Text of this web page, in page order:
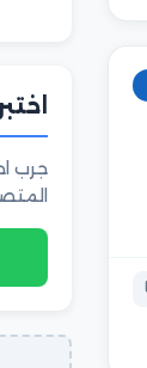
جرب